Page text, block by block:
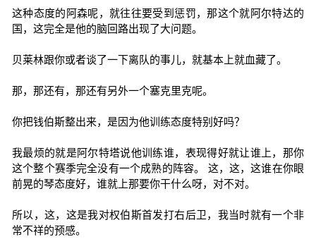
这种态度的阿森呢，就往往要受到惩罚，那这个就阿尔特达的
国，这完全是他的脑回路出现了大问题。
贝莱林跟你或者谈了一下离队的事儿，就基本上就血藏了。
那，那还有，那还有另外一个塞克里克呢。
你把钱伯斯整出来，是因为他训练态度特别好吗？
我最烦的就是阿尔特塔说他训练谁，表现得好就让谁上，那你
这个整个赛季完全没有一个成熟的阵容。 这，这，这谁在你眼
前晃的琴态度好，谁就上那要你干什么呀，对不对。
所以，这，这是我对权伯斯首发打右后卫，我当时就有一个非
常不祥的预感。